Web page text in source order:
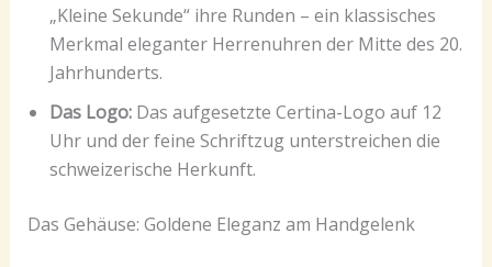
„Kleine Sekunde“ ihre Runden – ein klassisches
Merkmal eleganter Herrenuhren der Mitte des 20.
Jahrhunderts.
Das Logo:Das aufgesetzte Certina-Logo auf 12
Uhr und der feine Schriftzug unterstreichen die
schweizerische Herkunft.
Das Gehäuse: Goldene Eleganz am Handgelenk